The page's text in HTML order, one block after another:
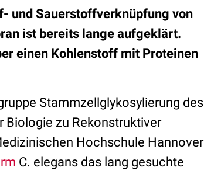
und Sauerstoffverknüpfung von
ist bereits lange aufgeklärt.
einen Kohlenstoff mit Proteinen
Stammzellglykosylierung des
Biologie zu Rekonstruktiver
Hochschule Hannover
C. elegans das lang gesuchte